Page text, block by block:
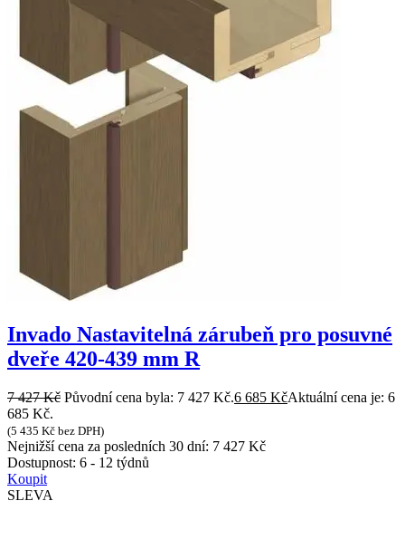
Invado Nastavitelná zárubeň pro posuvné
dveře 420-439 mm R
7 427Kč Původní cena byla: 7 427 Kč.6 685 KčAktuální cena je: 6
685 Kč.
(5 435 Kč bez DPH)
Nejnižší cena za posledních 30 dní: 7 427 Kč
Dostupnost: 6 - 12 týdnů
Koupit
SLEVA